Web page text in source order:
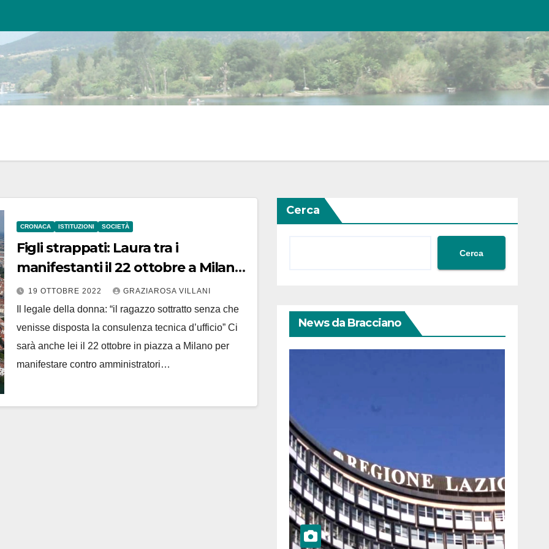
CRONACA ISTITUZIONI SOCIETÀ
Figli strappati: Laura tra i
manifestanti il 22 ottobre a Milano
per riavere a casa il suo piccolo
19 OTTOBRE 2022 GRAZIAROSA VILLANI
Il legale della donna: “il ragazzo sottratto senza che
venisse disposta la consulenza tecnica d’ufficio” Ci
sarà anche lei il 22 ottobre in piazza a Milano per
manifestare contro amministratori…
Cerca
Cerca
News da Bracciano